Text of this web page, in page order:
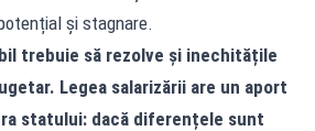
și stagnare.
trebuie să rezolve și inechitățile
Legea salarizării are un aport
statului: dacă diferențele sunt